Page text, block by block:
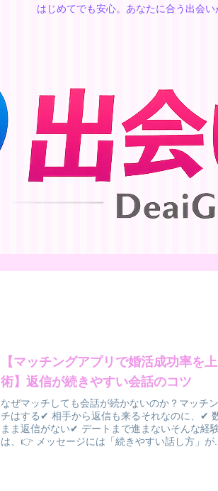
はじめてでも安心。あなたに合う出会い
【マッチングアプリで婚活成功率を
術】返信が続きやすい会話のコツ
なぜマッチしても会話が続かないのか？マッチ
チはする✔ 相手から返信も来るそれなのに、✔
まま返信がない✔ デートまで進まないそんな経
は、👉 メッセージには「続きやすい話し方」が...